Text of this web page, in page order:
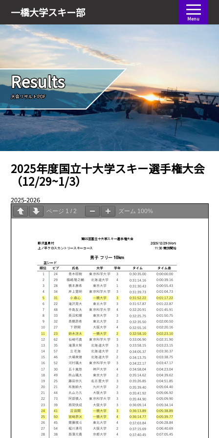
一橋大学スキー部 Menu
会員ログイン
Results
大会リザルトPDF
2025年度国立十大学スキー選手権大会
（12/29~1/3）
2025-2026
ページ 1 /2 ズーム 100%